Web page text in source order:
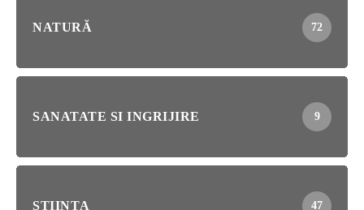
NATURĂ 72
SANATATE SI INGRIJIRE 9
ȘTIINȚA 47